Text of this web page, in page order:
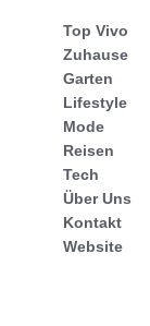
Top Vivo
Zuhause
Garten
Lifestyle
Mode
Reisen
Tech
Über Uns
Kontakt
Website